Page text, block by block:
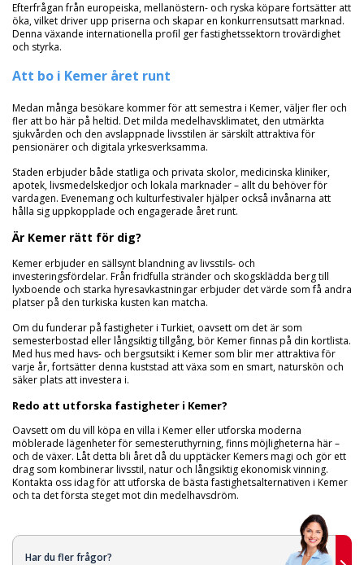
Efterfrågan från europeiska, mellanöstern- och ryska köpare fortsätter att
öka, vilket driver upp priserna och skapar en konkurrensutsatt marknad.
Denna växande internationella profil ger fastighetssektorn trovärdighet
och styrka.
Att bo i Kemer året runt
Medan många besökare kommer för att semestra i Kemer, väljer fler och
fler att bo här på heltid. Det milda medelhavsklimatet, den utmärkta
sjukvården och den avslappnade livsstilen är särskilt attraktiva för
pensionärer och digitala yrkesverksamma.
Staden erbjuder både statliga och privata skolor, medicinska kliniker,
apotek, livsmedelskedjor och lokala marknader – allt du behöver för
vardagen. Evenemang och kulturfestivaler hjälper också invånarna att
hålla sig uppkopplade och engagerade året runt.
Är Kemer rätt för dig?
Kemer erbjuder en sällsynt blandning av livsstils- och
investeringsfördelar. Från fridfulla stränder och skogsklädda berg till
lyxboende och starka hyresavkastningar erbjuder det värde som få andra
platser på den turkiska kusten kan matcha.
Om du funderar på fastigheter i Turkiet, oavsett om det är som
semesterbostad eller långsiktig tillgång, bör Kemer finnas på din kortlista.
Med hus med havs- och bergsutsikt i Kemer som blir mer attraktiva för
varje år, fortsätter denna kuststad att växa som en smart, naturskön och
säker plats att investera i.
Redo att utforska fastigheter i Kemer?
Oavsett om du vill köpa en villa i Kemer eller utforska moderna
möblerade lägenheter för semesteruthyrning, finns möjligheterna här –
och de växer. Låt detta bli året då du upptäcker Kemers magi och gör ett
drag som kombinerar livsstil, natur och långsiktig ekonomisk vinning.
Kontakta oss idag för att utforska de bästa fastighetsalternativen i Kemer
och ta det första steget mot din medelhavsdröm.
Har du fler frågor?